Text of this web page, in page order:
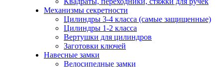
Механизмы секретности
Цилиндры 3-4 класса (самые защищенные)
Цилиндры 1-2 класса
Вертушки для цилиндров
Заготовки ключей
Навесные замки
Велосипедные замки